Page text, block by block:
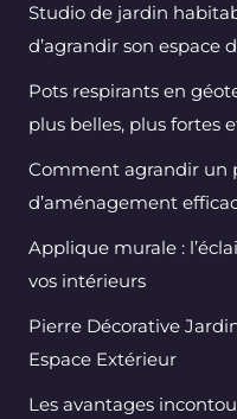
Studio de jardin
d’agrandir son espace
Pots respirants en
plus belles, plus fortes
Comment agrandir un
d’aménagement
Applique murale :
vos intérieurs
Pierre Décorative
Espace Extérieur
Les avantages